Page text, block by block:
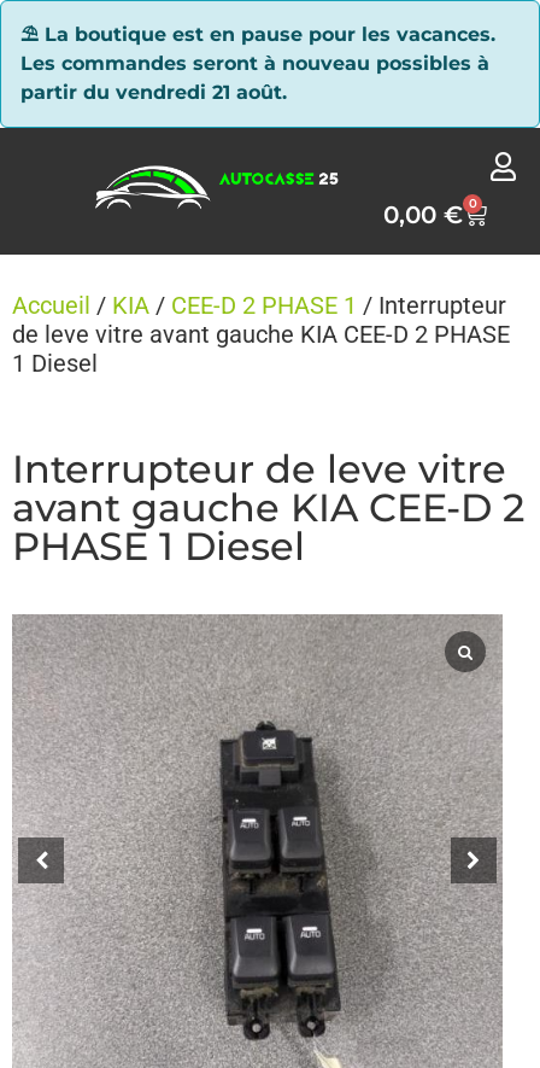
⛱ La boutique est en pause pour les vacances.
Les commandes seront à nouveau possibles à
partir du vendredi 21 août.
0,00€ 0
Accueil / KIA / CEE-D 2 PHASE 1 / Interrupteur
de leve vitre avant gauche KIA CEE-D 2 PHASE
1 Diesel
Interrupteur de leve vitre
avant gauche KIA CEE-D 2
PHASE 1 Diesel
Panneau de gestion des cookies